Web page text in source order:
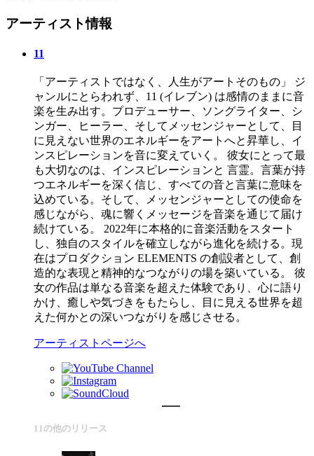
アーティスト情報
11
「アーティストではなく、人生がアートそのもの」 ジ
ャンルにとらわれず、11 (イレブン) は感情のままに音
楽を生み出す。プロデューサー、ソングライター、シ
ンガー、ヒーラー、そしてメッセンジャーとして、目
に見えない世界のエネルギーをアートへと昇華し、イ
ンスピレーションを音に変えていく。 彼女にとって最
も大切なのは、インスピレーションと 言霊。言葉が持
つエネルギーを深く信じ、すべての音と言葉に意味を
込めている。そして、メッセンジャーとしての使命を
感じながら、魂に響くメッセージを音楽を通じて届け
続けている。 2022年に本格的に音楽活動をスタート
し、独自のスタイルを確立しながら進化を続ける。現
在はプロダクション ELEMENTS の創設者として、創
造的な表現と精神的なつながりの場を築いている。 彼
女の作品は単なる音楽を超えた体験であり、心に語り
かけ、癒しや気づきをもたらし、目に見える世界を超
えた何かとの深いつながりを感じさせる。
アーティストページへ
11の他のリリース